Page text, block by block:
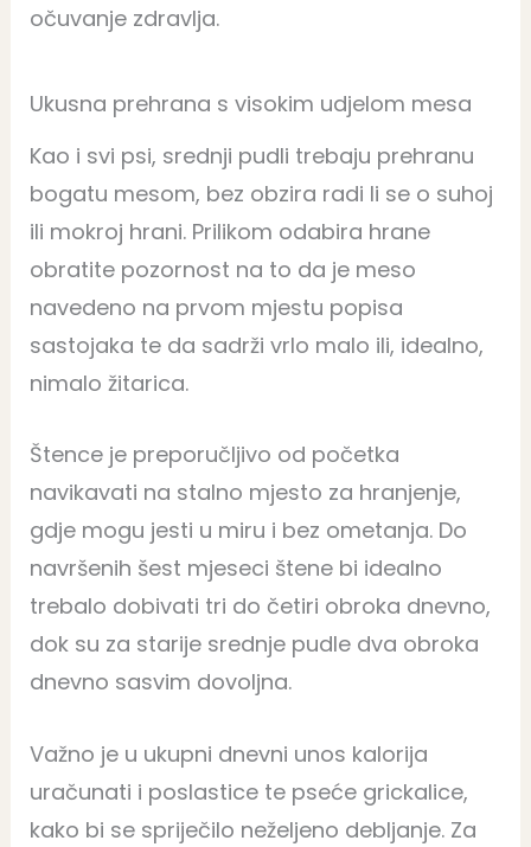
očuvanje zdravlja.
Ukusna prehrana s visokim udjelom mesa
Kao i svi psi, srednji pudli trebaju prehranu
bogatu mesom, bez obzira radi li se o suhoj
ili mokroj hrani. Prilikom odabira hrane
obratite pozornost na to da je meso
navedeno na prvom mjestu popisa
sastojaka te da sadrži vrlo malo ili, idealno,
nimalo žitarica.
Štence je preporučljivo od početka
navikavati na stalno mjesto za hranjenje,
gdje mogu jesti u miru i bez ometanja. Do
navršenih šest mjeseci štene bi idealno
trebalo dobivati tri do četiri obroka dnevno,
dok su za starije srednje pudle dva obroka
dnevno sasvim dovoljna.
Važno je u ukupni dnevni unos kalorija
uračunati i poslastice te pseće grickalice,
kako bi se spriječilo neželjeno debljanje. Za